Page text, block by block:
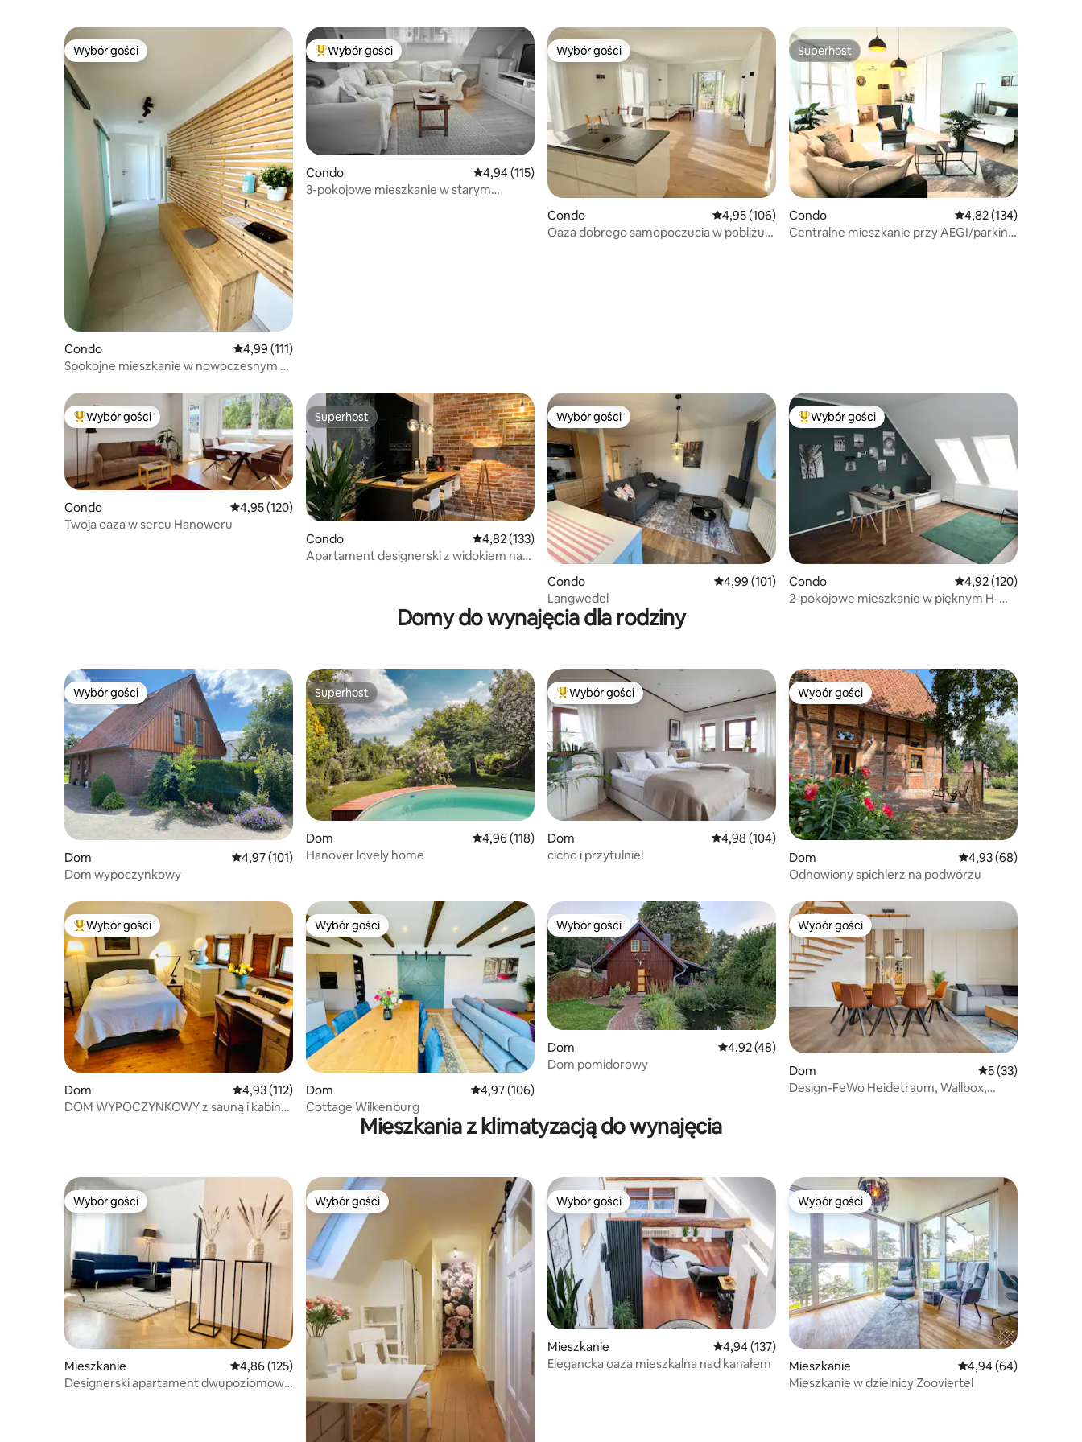
Wybór gości
Wybór gości
Condo Średnia ocena: 4,99 na 5, liczba recenzji: 111
4,99 (111)
Spokojne mieszkanie w nowoczesnym 2-
Najpopularniejsze z kategorii Wybór gości
Wybór gości
Condo Średnia ocena: 4,94 na 5, liczba recenzji: 115
4,94 (115)
3-pokojowe mieszkanie w starym
Wybór gości
Wybór gości
Condo Średnia ocena: 4,95 na 5, liczba recenzji: 106
4,95 (106)
Oaza dobrego samopoczucia w pobliżu
Superhost
Superhost
Condo Średnia ocena: 4,82
4,82 (134)
Centralne mieszkanie przy AEGI/parking
Najpopularniejsze z kategorii Wybór gości
Wybór gości
Condo Średnia ocena: 4,95 na 5, liczba recenzji: 120
4,95 (120)
Twoja oaza w sercu Hanoweru
Superhost
Superhost
Condo Średnia ocena: 4,82 na 5, liczba recenzji: 133
4,82 (133)
Apartament designerski z widokiem na
Wybór gości
Wybór gości
Condo Średnia ocena: 4,99 na 5, liczba recenzji: 101
4,99 (101)
Langwedel
Najpopularniejsze z kategorii Wybór gości
Wybór gości
Condo Średnia ocena: 4,92
4,92 (120)
2-pokojowe mieszkanie w pięknym H-
Domy do wynajęcia dla rodziny
Wybór gości
Wybór gości
Dom Średnia ocena: 4,97 na 5, liczba recenzji: 101
4,97 (101)
Dom wypoczynkowy
Superhost
Superhost
Dom Średnia ocena: 4,96 na 5, liczba recenzji: 118
4,96 (118)
Hanover lovely home
Najpopularniejsze z kategorii Wybór gości
Wybór gości
Dom Średnia ocena: 4,98 na 5, liczba recenzji: 104
4,98 (104)
cicho i przytulnie!
Wybór gości
Wybór gości
Dom Średnia ocena: 4,93
4,93 (68)
Odnowiony spichlerz na podwórzu
Najpopularniejsze z kategorii Wybór gości
Wybór gości
Dom Średnia ocena: 4,93 na 5, liczba recenzji: 112
4,93 (112)
DOM WYPOCZYNKOWY z sauną i kabiną
Wybór gości
Wybór gości
Dom Średnia ocena: 4,97 na 5, liczba recenzji: 106
4,97 (106)
Cottage Wilkenburg
Wybór gości
Wybór gości
Dom Średnia ocena: 4,92 na 5, liczba recenzji: 48
4,92 (48)
Dom pomidorowy
Wybór gości
Wybór gości
Dom Średnia ocena: 5
5 (33)
Design-FeWo Heidetraum, Wallbox,
Mieszkania z klimatyzacją do wynajęcia
Wybór gości
Wybór gości
Mieszkanie Średnia ocena: 4,86 na 5, liczba recenzji: 125
4,86 (125)
Designerski apartament dwupoziomowy
Wybór gości
Wybór gości Wybór gości
Wybór gości
Mieszkanie Średnia ocena: 4,94 na 5, liczba recenzji: 137
4,94 (137)
Elegancka oaza mieszkalna nad kanałem
Wybór gości
Wybór gości
Mieszkanie Średnia ocena: 4,94
4,94 (64)
Mieszkanie w dzielnicy Zooviertel